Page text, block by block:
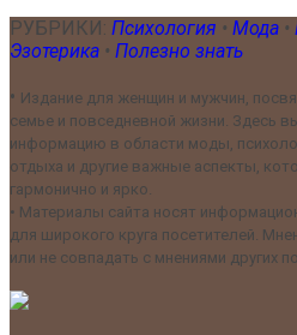
РУБРИКИ: Психология • Мода •
Эзотерика • Полезно знать
• Издание для женщин и мужчин,
семье и повседневной жизни. Здесь
информацию в области моды,
отдыха и другие важные аспекты,
гармонично и ярко.
• Материалы сайта носят
для широкого круга посетителей.
или не совпадать с мнениями других